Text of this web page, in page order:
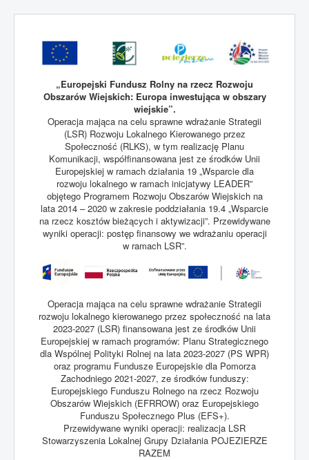
„Europejski Fundusz Rolny na rzecz Rozwoju
Obszarów Wiejskich: Europa inwestująca w obszary
wiejskie”.
Operacja mająca na celu sprawne wdrażanie Strategii
(LSR) Rozwoju Lokalnego Kierowanego przez
Społeczność (RLKS), w tym realizację Planu
Komunikacji, współfinansowana jest ze środków Unii
Europejskiej w ramach działania 19 „Wsparcie dla
rozwoju lokalnego w ramach inicjatywy LEADER”
objętego Programem Rozwoju Obszarów Wiejskich na
lata 2014 – 2020 w zakresie poddziałania 19.4 „Wsparcie
na rzecz kosztów bieżących i aktywizacji”. Przewidywane
wyniki operacji: postęp finansowy we wdrażaniu operacji
w ramach LSR”.
Operacja mająca na celu sprawne wdrażanie Strategii
rozwoju lokalnego kierowanego przez społeczność na lata
2023-2027 (LSR) finansowana jest ze środków Unii
Europejskiej w ramach programów: Planu Strategicznego
dla Wspólnej Polityki Rolnej na lata 2023-2027 (PS WPR)
oraz programu Fundusze Europejskie dla Pomorza
Zachodniego 2021-2027, ze środków funduszy:
Europejskiego Funduszu Rolnego na rzecz Rozwoju
Obszarów Wiejskich (EFRROW) oraz Europejskiego
Funduszu Społecznego Plus (EFS+).
Przewidywane wyniki operacji: realizacja LSR
Stowarzyszenia Lokalnej Grupy Działania POJEZIERZE
RAZEM